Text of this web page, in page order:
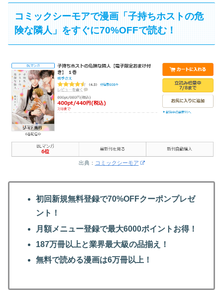
コミックシーモアで漫画「子持ちホストの危
険な隣人」をすぐに70%OFFで読む！
出典： コミックシーモア
初回新規無料登録で70%OFFクーポンプレゼ
ント！
月額メニュー登録で最大6000ポイントお得！
187万冊以上と業界最大級の品揃え！
無料で読める漫画は6万冊以上！